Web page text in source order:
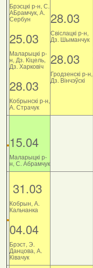
Брэсцкі р-н, С.
АБрамчук, А.
Сербун
25.03
Маларыцкі р-
н, Дз. Кіцель,
Дз. Харковіч
28.03
Кобрынскі р-н,
А. Страчук
28.03
Свіслацкі р-н,
Дз. Шыманчук
28.03
Гродзенскі р-н,
Дз. Вінчэўскі
15.04
Маларыцкі р-
н, С. Абрамчук
31.03
Кобрын, А.
Кальчанка
04.04
Брэст, Э.
Данцова, А.
Ківачук